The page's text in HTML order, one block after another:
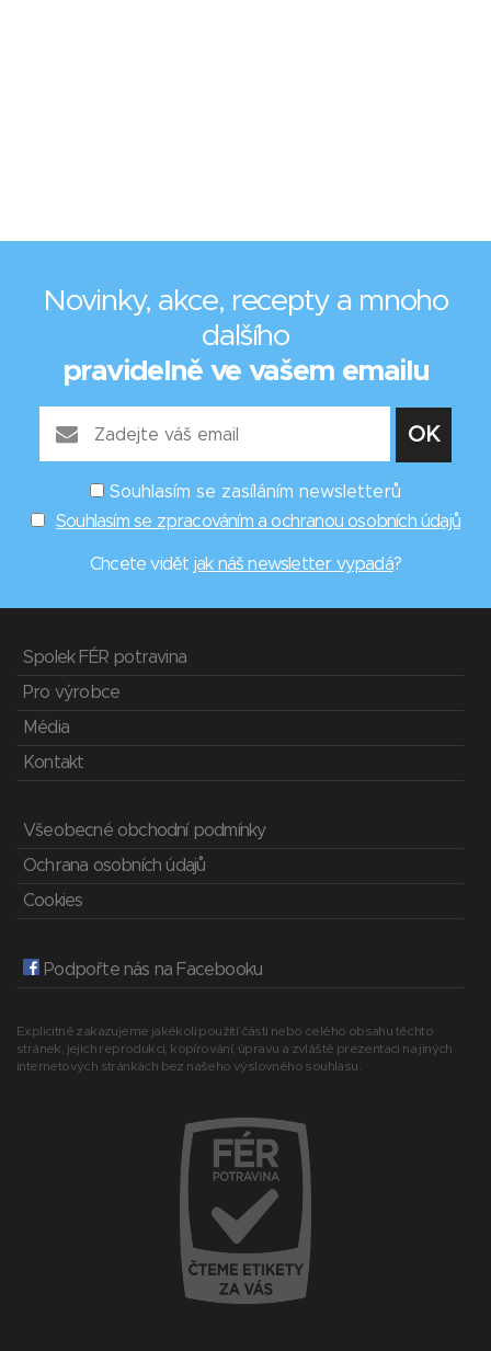
Novinky, akce, recepty a mnoho
dalšího
pravidelně ve vašem emailu
Souhlasím se zasíláním newsletterů
Souhlasím se zpracováním a ochranou osobních údajů
Chcete vidět jak náš newsletter vypadá?
Spolek FÉR potravina
Pro výrobce
Média
Kontakt
Všeobecné obchodní podmínky
Ochrana osobních údajů
Cookies
Podpořte nás na Facebooku
Explicitně zakazujeme jakékoli použití části nebo celého obsahu těchto
stránek, jejich reprodukci, kopírování, úpravu a zvláště prezentaci na jiných
internetových stránkách bez našeho výslovného souhlasu.